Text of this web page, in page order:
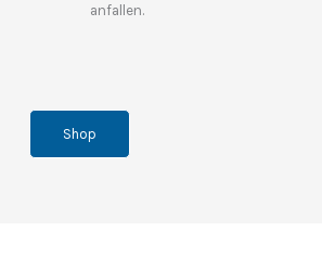
anfallen.
Shop